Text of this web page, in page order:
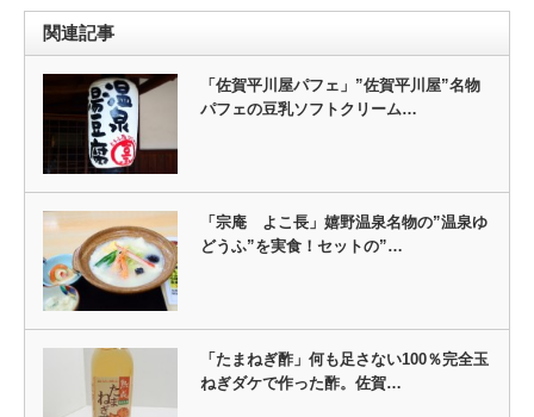
関連記事
「佐賀平川屋パフェ」”佐賀平川屋”名物
パフェの豆乳ソフトクリーム…
「宗庵 よこ長」嬉野温泉名物の”温泉ゆ
どうふ”を実食！セットの”…
「たまねぎ酢」何も足さない100％完全玉
ねぎダケで作った酢。佐賀…